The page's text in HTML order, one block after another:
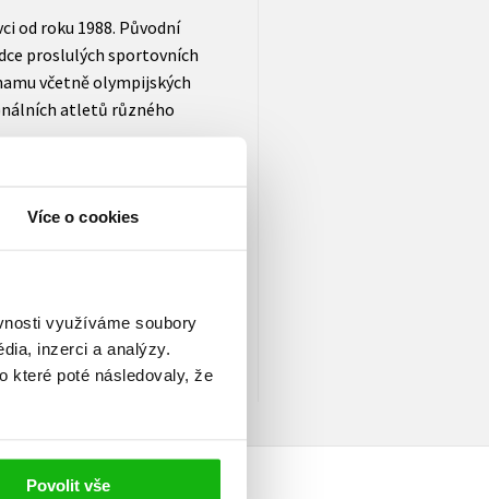
Více o cookies
využíváme soubory
inzerci a analýzy.
které poté následovaly, že
Povolit vše
od roku 1988. Původní
proslulých sportovních
včetně olympijských
atletů různého
pracoval jako sportovní